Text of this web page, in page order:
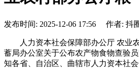
发布时间: 2025-12-06 17:56 作者: 抖
人力资本社会保障部办公厅 农业
蓄局办公室关于公布农产物食物查验
知各省、自治区、曲辖市人力资本社